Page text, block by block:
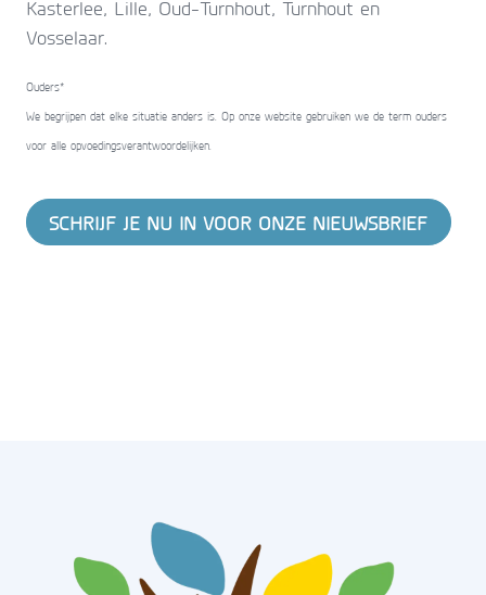
Kasterlee, Lille, Oud-Turnhout, Turnhout en
Vosselaar.
Ouders*
We begrijpen dat elke situatie anders is. Op onze website gebruiken we de term ouders
voor alle opvoedingsverantwoordelijken.
SCHRIJF JE NU IN VOOR ONZE NIEUWSBRIEF